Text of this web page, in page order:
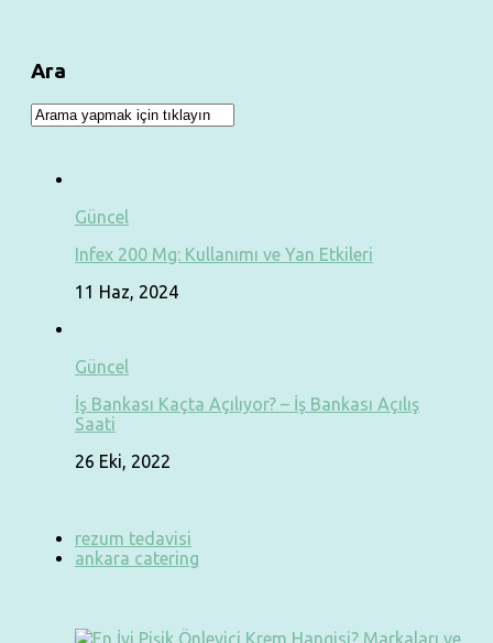
Ara
Güncel
Infex 200 Mg: Kullanımı ve Yan Etkileri
11 Haz, 2024
Güncel
İş Bankası Kaçta Açılıyor? – İş Bankası Açılış
Saati
26 Eki, 2022
rezum tedavisi
ankara catering